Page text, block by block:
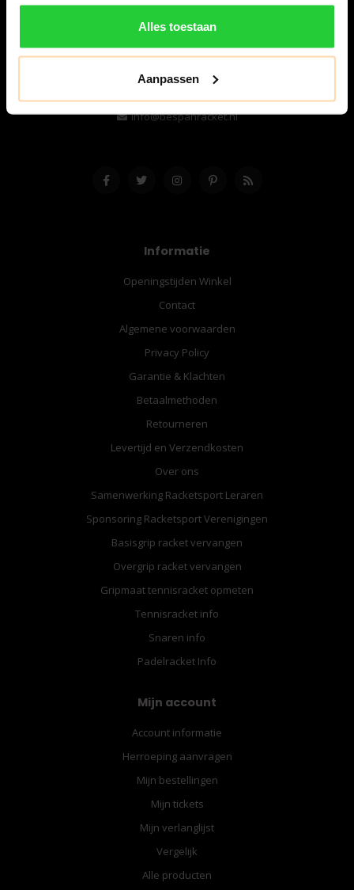
Alles toestaan
Aanpassen
Snijdersstraat 6
8224 AA Lelystad
Nederland
06-57276080
info@bespanracket.nl
Informatie
Openingstijden Winkel
Contact
Algemene voorwaarden
Privacy Policy
Garantie & Klachten
Betaalmethoden
Retourneren
Levertijd en Verzendkosten
Over ons
Samenwerking Racketsport Leraren
Sponsoring Racketsport Verenigingen
Basisgrip racket vervangen
Overgrip racket vervangen
Gripmaat tennisracket opmeten
Tennisracket info
Snaren info
Padelracket Info
Mijn account
Account informatie
Herroeping aanvragen
Mijn bestellingen
Mijn tickets
Mijn verlanglijst
Vergelijk
Alle producten